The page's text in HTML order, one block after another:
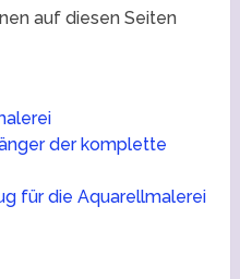
auf diesen Seiten
der komplette
für die Aquarellmalerei